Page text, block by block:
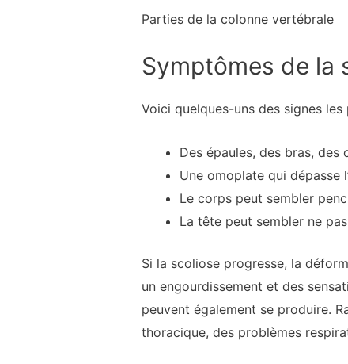
Parties de la colonne vertébrale
Symptômes de la
Voici quelques-uns des signes
Des épaules, des bras, des
Une omoplate qui dépasse
Le corps peut sembler
La tête peut sembler ne
Si la scoliose progresse, la
un engourdissement et des
peuvent également se produire.
thoracique, des problèmes